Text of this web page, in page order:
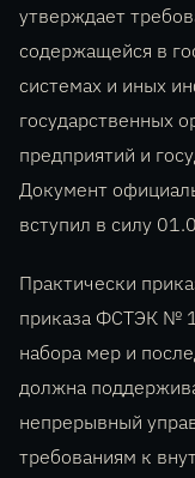
утверждает
содержащейся в
системах и иных
государственных
предприятий и
Документ
вступил в силу
Практически
приказа ФСТЭК №
набора мер и
должна
непрерывный
требованиям к